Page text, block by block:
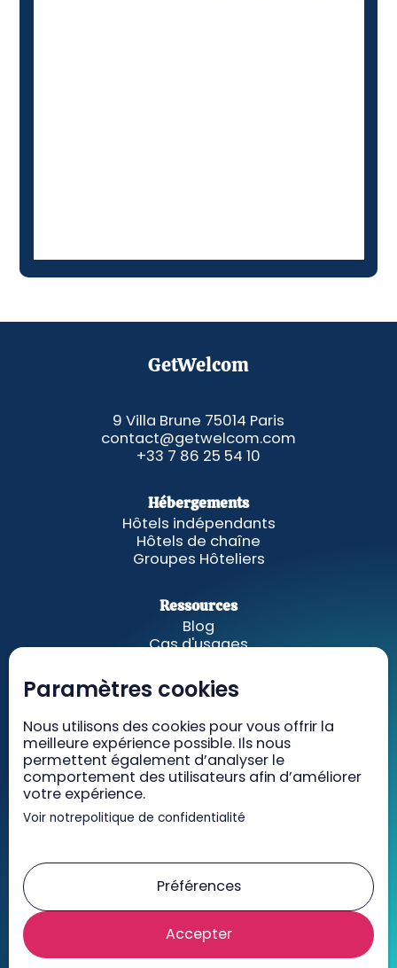
Paramètres cookies
Nous utilisons des cookies pour vous offrir la
meilleure expérience possible. Ils nous
permettent également d’analyser le
comportement des utilisateurs afin d’améliorer
votre expérience.
Voir notrepolitique de confidentialité
Préférences
Accepter
GetWelcom
9 Villa Brune 75014 Paris
contact@getwelcom.com
+33 7 86 25 54 10
Hébergements
Hôtels indépendants
Hôtels de chaîne
Groupes Hôteliers
Ressources
Blog
Cas d'usages
A propos
GetWelcom
Tarifs
Recrutement
Contact
Mentions légales
CGV/CGU
RGPD